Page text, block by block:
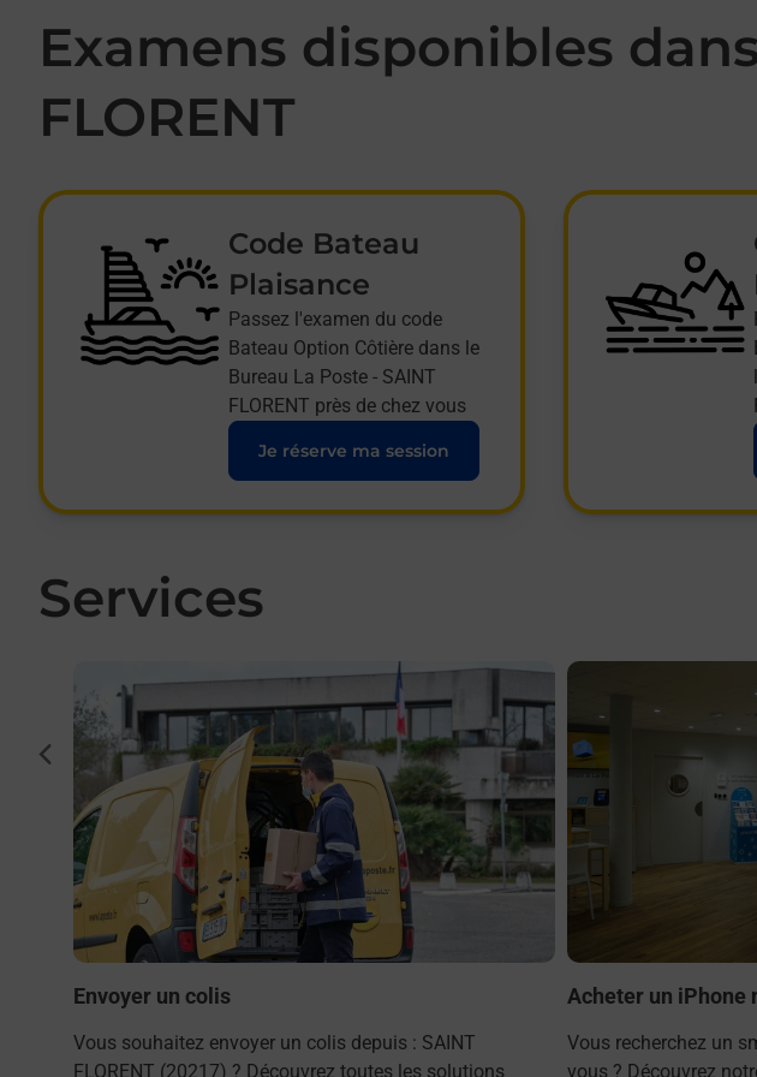
Examens disponibles
FLORENT
Code Bateau
Plaisance
Passez l'examen du code
Bateau Option Côtière dans le
Bureau La Poste - SAINT
FLORENT près de chez vous
Je réserve ma session
Services
Envoyer un colis
Vous souhaitez envoyer un colis depuis : SAINT
FLORENT (20217) ? Découvrez toutes les solutions
En savoir plus
Acheter un iPhone
Vous recherchez un
vous ? Découvrez